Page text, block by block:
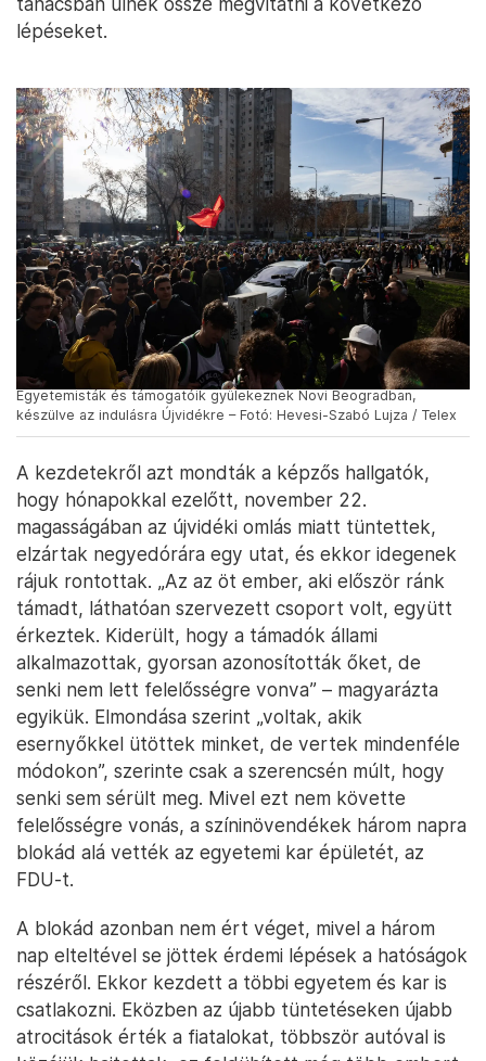
hallgatókból álló trojka jött ki hozzánk, a két fiatal
nő és egy férfi pedig azt javasolta, a Milutin
kávézóba üljünk be.
A félelem azért rajtuk is látszott: se nevüket, sem
arcukat nem vállalták, csak annyit árultak el, hogy a
művészeti egyetem képzőművészeti karára járnak.
Az ő egyetemükön is hasonlóan szerveződik az
ellenállás, mint Újvidéken: négy kar, négy tanács, és
a négy tanács képviselői egy összegyetemi
tanácsban ülnek össze megvitatni a következő
lépéseket.
Egyetemisták és támogatóik gyülekeznek Novi Beogradban,
készülve az indulásra Újvidékre – Fotó: Hevesi-Szabó Lujza / Telex
A kezdetekről azt mondták a képzős hallgatók,
hogy hónapokkal ezelőtt, november 22.
magasságában az újvidéki omlás miatt tüntettek,
elzártak negyedórára egy utat, és ekkor idegenek
rájuk rontottak. „Az az öt ember, aki először ránk
érkeztek. Kiderült, hogy a támadók állami
alkalmazottak, gyorsan azonosították őket, de
senki nem lett felelősségre vonva” – magyarázta
egyikük. Elmondása szerint „voltak, akik
esernyőkkel ütöttek minket, de vertek mindenféle